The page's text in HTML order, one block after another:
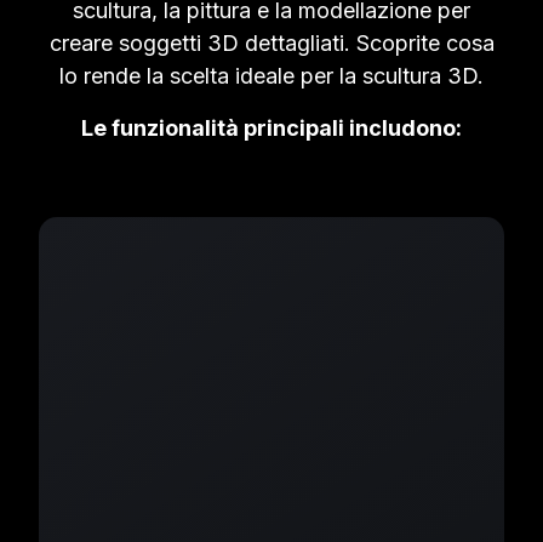
scultura, la pittura e la modellazione per
creare soggetti 3D dettagliati. Scoprite cosa
lo rende la scelta ideale per la scultura 3D.
Le funzionalità principali includono: